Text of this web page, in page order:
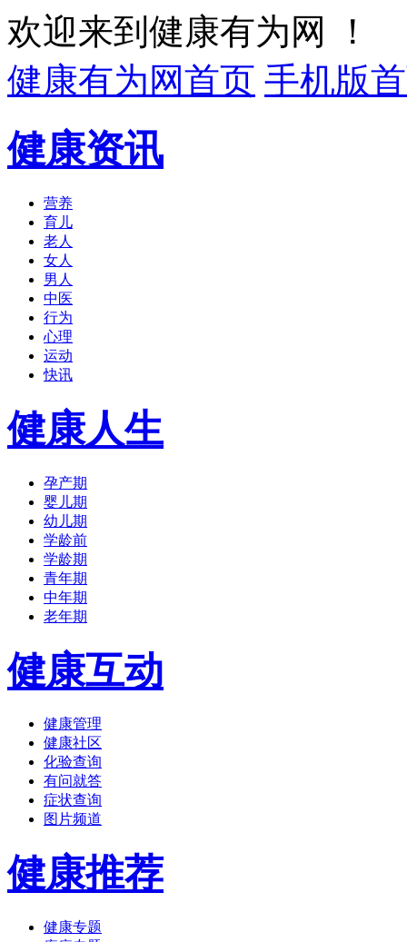
欢迎来到健康有为网 ！
健康有为网首页 手机版
健康资讯
营养
育儿
老人
女人
男人
中医
行为
心理
运动
快讯
健康人生
孕产期
婴儿期
幼儿期
学龄前
学龄期
青年期
中年期
老年期
健康互动
健康管理
健康社区
化验查询
有问就答
症状查询
图片频道
健康推荐
健康专题